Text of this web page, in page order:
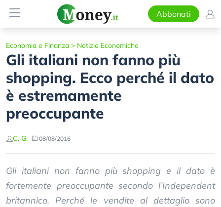
Abbonati
Economia e Finanza > Notizie Economiche
Gli italiani non fanno più
shopping. Ecco perché il dato
è estremamente
preoccupante
C. G. 08/08/2016
Gli italiani non fanno più shopping e il dato è
fortemente preoccupante secondo l’Independent
britannico. Perché le vendite al dettaglio sono